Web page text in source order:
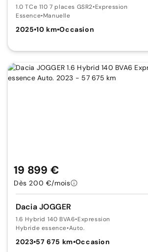
1.0 TCe 110 7 places GSR2•Expression
Essence•Manuelle
2025•10 km•Occasion
Dacia JOGGER
1.6 Hybrid 140 BVA6•Expression
Hybride essence•Auto.
2023•57 675 km•Occasion
19 899 €
Dès 200 €/mois